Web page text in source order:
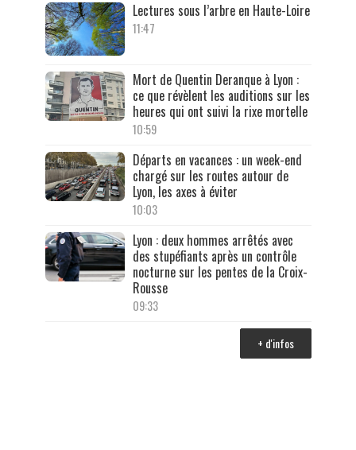
Lectures sous l’arbre en Haute-Loire
11:47
Mort de Quentin Deranque à Lyon :
ce que révèlent les auditions sur les
heures qui ont suivi la rixe mortelle
10:59
Départs en vacances : un week-end
chargé sur les routes autour de
Lyon, les axes à éviter
10:03
Lyon : deux hommes arrêtés avec
des stupéfiants après un contrôle
nocturne sur les pentes de la Croix-
Rousse
09:33
+ d'infos